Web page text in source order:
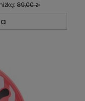
89,00 zł